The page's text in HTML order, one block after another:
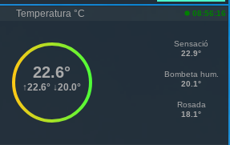
Temperatura °C
08:56:16
22.6°
↑22.6° ↓20.0°
Sensació
22.9°
Bombeta hum.
20.1°
Rosada
18.1°